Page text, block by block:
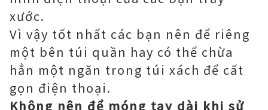
xước.
Vì vậy tốt nhất các bạn nên để riêng
một bên túi quần hay có thể chừa
hẳn một ngăn trong túi xách để cất
gọn điện thoại.
Không nên để móng tay dài khi sử